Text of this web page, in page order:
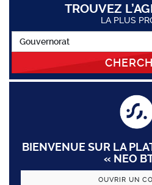
TROUVEZ
LA PLUS
BIENVENUE SUR LA
« NEO
OUVRIR UN